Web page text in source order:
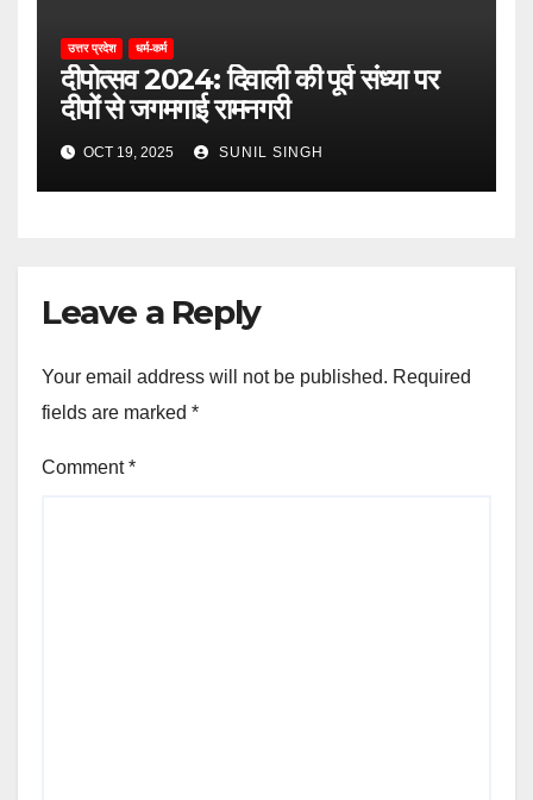
उत्तर प्रदेश धर्म-कर्म
दीपोत्सव 2024: दिवाली की पूर्व संध्या पर
दीपों से जगमगाई रामनगरी
OCT 19, 2025 SUNIL SINGH
Leave a Reply
Your email address will not be published. Required
fields are marked *
Comment*